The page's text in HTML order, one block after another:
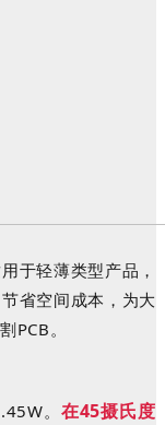
于轻薄类型产品，
省空间成本，为大
PCB。
。 在45摄氏度